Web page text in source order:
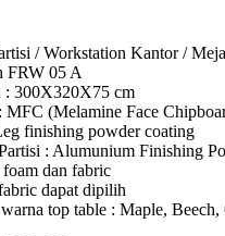
/ Workstation Kantor /
FRW 05 A
: 300X320X75 cm
MFC (Melamine Face
finishing powder coating
: Alumunium Finishing
foam dan fabric
dapat dipilih
top table : Maple,